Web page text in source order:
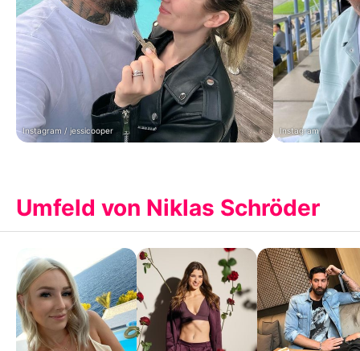
Instagram / jessicooper Instagram
Umfeld von Niklas Schröder